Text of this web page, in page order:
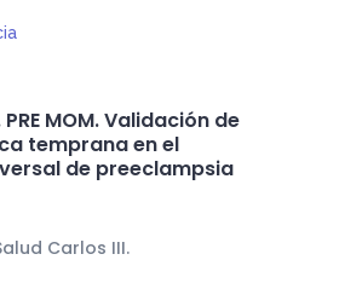
MOM. Validación de
temprana en el
de preeclampsia
Carlos III.